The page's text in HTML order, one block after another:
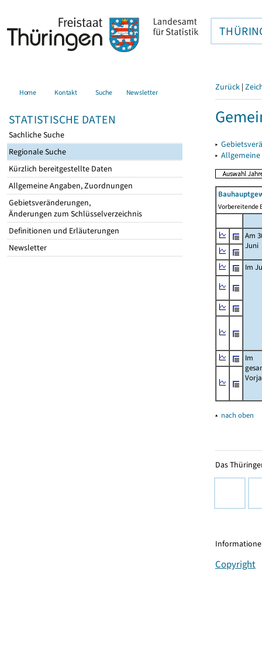
Home Kontakt Suche Newsletter
STATISTISCHE DATEN
Sachliche Suche
Regionale Suche
Kürzlich bereitgestellte Daten
Allgemeine Angaben, Zuordnungen
Gebietsveränderungen,
Änderungen zum Schlüsselverzeichnis
Definitionen und Erläuterungen
Newsletter
Zurück |
▸
▸
Vorbereitende
Am
Juni
Im
Im
▴ nach oben
Das
Copyright